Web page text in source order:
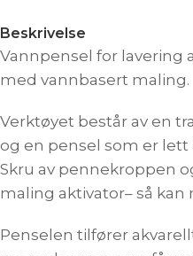
Beskrivelse
Vannpensel for lavering
med vannbasert maling.
Verktøyet består av en
og en pensel som er lett
Skru av pennekroppen
maling aktivator– så kan
Penselen tilfører